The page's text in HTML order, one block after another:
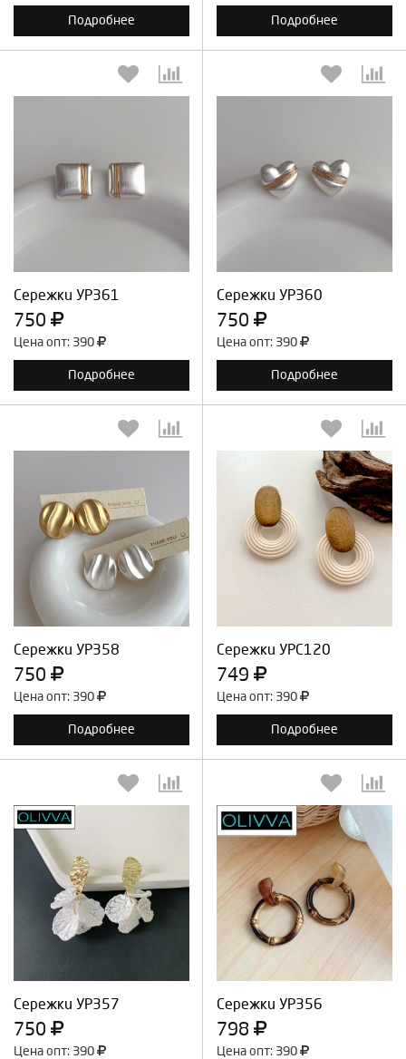
Подробнее Подробнее
Сережки УР361
750
Цена опт: 390
Подробнее
Выберите количество:
Сережки УР360
750
Цена опт: 390
Подробнее
Выберите количество:
Сережки УР358
750
Цена опт: 390
Подробнее
Выберите количество:
Продолжить Отмена
Сережки УРС120
749
Цена опт: 390
Подробнее
Выберите количество:
Сережки УР357
750
Цена опт: 390
Выберите количество:
Сережки УР356
798
Цена опт: 390
Выберите количество:
Отмена